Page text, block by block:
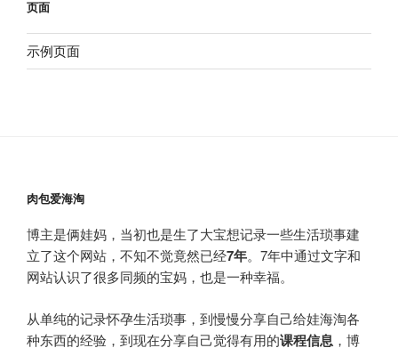
页面
示例页面
肉包爱海淘
博主是俩娃妈，当初也是生了大宝想记录一些生活琐事建
立了这个网站，不知不觉竟然已经7年。7年中通过文字和
网站认识了很多同频的宝妈，也是一种幸福。
从单纯的记录怀孕生活琐事，到慢慢分享自己给娃海淘各
种东西的经验，到现在分享自己觉得有用的课程信息 ，博